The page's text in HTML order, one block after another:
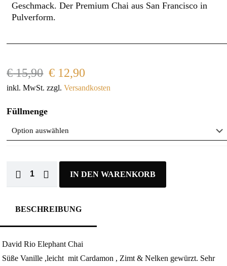
Geschmack. Der Premium Chai aus San Francisco in
Pulverform.
€15,90 € 12,90
inkl. MwSt. zzgl.Versandkosten
Füllmenge
IN DEN WARENKORB
BESCHREIBUNG
David Rio Elephant Chai
Süße Vanille ,leicht mit Cardamon , Zimt & Nelken gewürzt. Sehr